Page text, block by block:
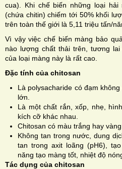
cua). Khi chế biến những loại
(chứa chitin) chiếm tới 50% khối
trên toàn thế giới là 5,11 triệu tấn/
Vì vậy việc chế biến màng bảo
nào lượng chất thải trên, tương
của loại màng này là rất cao.
Đặc tính của chitosan
Là polysacharide có đạm
lớn.
Là một chất rắn, xốp, nhẹ,
kích cỡ khác nhau.
Chitosan có màu trắng hay
Không tan trong nước, dung
tan trong axit loãng (pH6),
năng tạo màng tốt, nhiệt độ
Tác dụng của chitosan